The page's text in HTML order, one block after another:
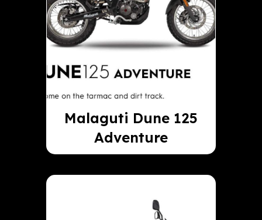
Malaguti Dune 125
Adventure